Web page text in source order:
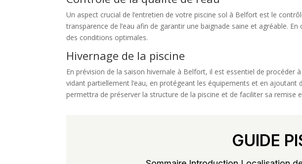
Un aspect crucial de l’entretien de votre piscine sol à Belfort est le
transparence de l’eau afin de garantir une baignade saine et agréable.
des conditions optimales.
Hivernage de la piscine
En prévision de la saison hivernale à Belfort, il est essentiel de procéder
vidant partiellement l’eau, en protégeant les équipements et en
permettra de préserver la structure de la piscine et de faciliter sa remise
GUIDE